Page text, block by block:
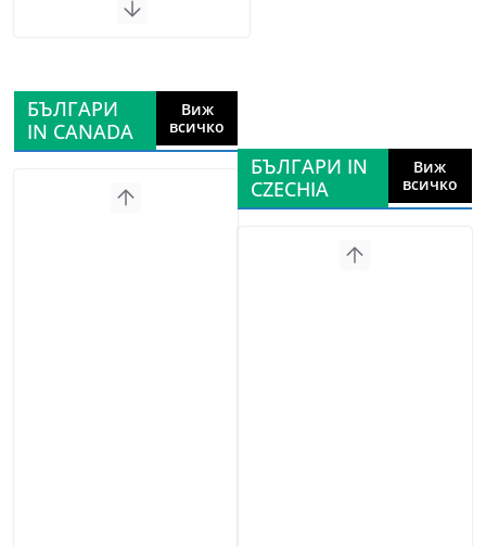
БЪЛГАРИ
IN CANADA
Виж
всичко
БЪЛГАРИ IN
CZECHIA
Виж
всичко